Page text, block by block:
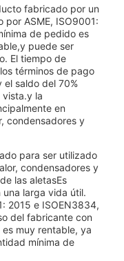
fabricado por un
ASME, ISO9001:
de pedido es
puede ser
El tiempo de
términos de pago
el saldo del 70%
vista.y la
en
condensadores y
para ser utilizado
condensadores y
las aletasEs
larga vida útil.
2015 e ISOEN3834,
del fabricante con
muy rentable, ya
mínima de